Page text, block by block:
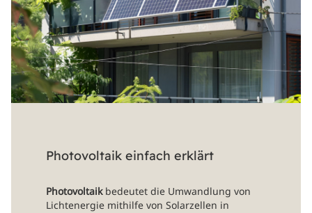
Photovoltaik einfach erklärt
Photovoltaikbedeutet die Umwandlung von
Lichtenergie mithilfe von Solarzellen in